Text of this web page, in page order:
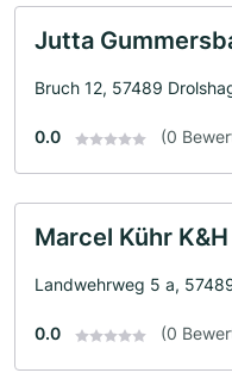
Jutta
Bruch 12, 57489
0.0 (0
Marcel Kühr
Landwehrweg 5 a,
0.0 (0